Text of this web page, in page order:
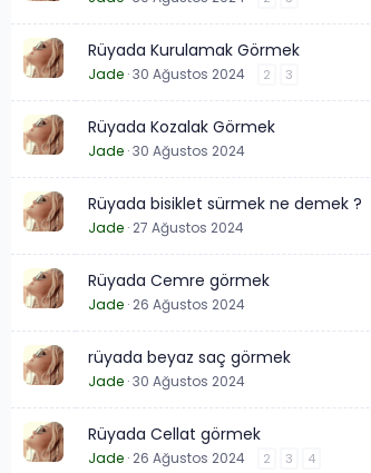
Rüyada Kurulamak Görmek
Jade 30 Ağustos 2024 2 3
Rüyada Kozalak Görmek
Jade 30 Ağustos 2024
Rüyada bisiklet sürmek ne demek ?
Jade 27 Ağustos 2024
Rüyada Cemre görmek
Jade 26 Ağustos 2024
rüyada beyaz saç görmek
Jade 30 Ağustos 2024
Rüyada Cellat görmek
Jade 26 Ağustos 2024 2 3 4